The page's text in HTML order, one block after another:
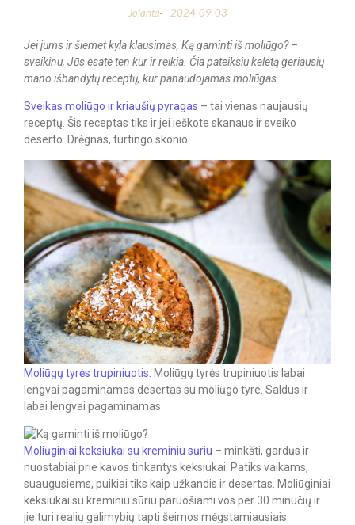
Jolanta- 2024-09-03
Jei jums ir šiemet kyla klausimas, Ką gaminti iš moliūgo? –
sveikinu, Jūs esate ten kur ir reikia. Čia pateiksiu keletą geriausių
mano išbandytų receptų, kur panaudojamas moliūgas.
Sveikas moliūgo ir kriaušių pyragas – tai vienas naujausių
receptų. Šis receptas tiks ir jei ieškote skanaus ir sveiko
deserto. Drėgnas, turtingo skonio.
Moliūgų tyrės trupiniuotis. Moliūgų tyrės trupiniuotis labai
lengvai pagaminamas desertas su moliūgo tyre. Saldus ir
labai lengvai pagaminamas.
Moliūginiai keksiukai su kreminiu sūriu – minkšti, gardūs ir
nuostabiai prie kavos tinkantys keksiukai. Patiks vaikams,
suaugusiems, puikiai tiks kaip užkandis ir desertas. Moliūginiai
keksiukai su kreminiu sūriu paruošiami vos per 30 minučių ir
jie turi realių galimybių tapti šeimos mėgstamiausiais.